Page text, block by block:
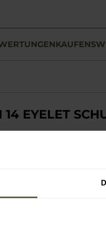
EYELET
Knöchels gewährleistet
Modell hervorragend
eignet. Der raue Stil